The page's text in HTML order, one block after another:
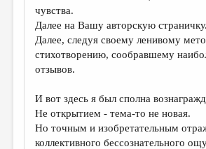
чувства.
Далее на Вашу авторскую страничку.
Далее, следуя своему ленивому
стихотворению, сообравшему
отзывов.
И вот здесь я был сполна
Не открытием - тема-то не новая.
Но точным и изобретательным
коллективного бессознательного